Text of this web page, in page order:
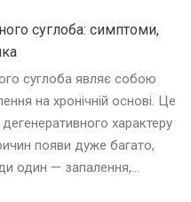
суглоба: симптоми,
суглоба являє собою
на хронічній основі. Це
характеру
появи дуже багато,
один — запалення,...